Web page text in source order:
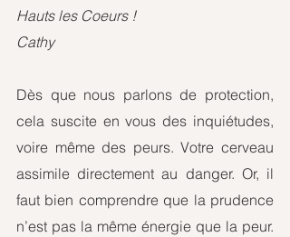
Hauts les Coeurs !
Cathy
Dès que nous parlons de protection,
cela suscite en vous des inquiétudes,
voire même des peurs. Votre cerveau
assimile directement au danger. Or, il
faut bien comprendre que la prudence
n’est pas la même énergie que la peur.